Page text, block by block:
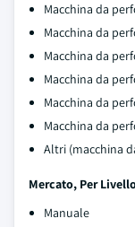
Macchina da
Macchina da
Macchina da
Macchina da
Macchina da
Macchina da
Altri (macchina
Mercato, Per
Manuale